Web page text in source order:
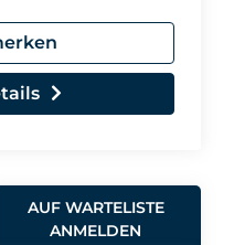
AUF WARTELISTE
ANMELDEN